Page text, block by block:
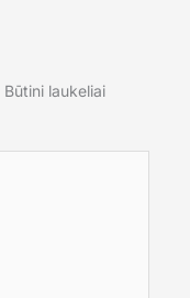
Būtini laukeliai